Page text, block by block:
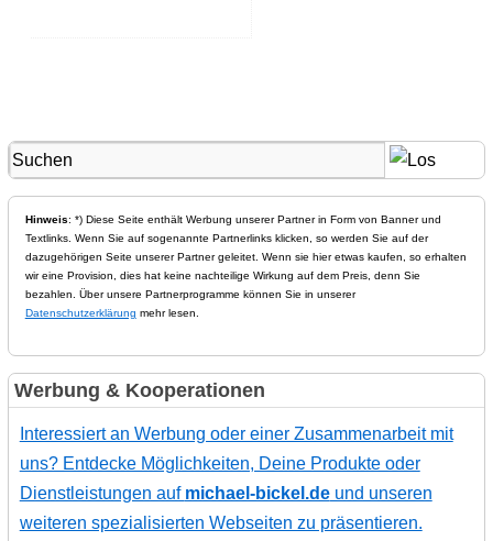
Hinweis: *) Diese Seite enthält Werbung unserer Partner in Form von Banner und
Textlinks. Wenn Sie auf sogenannte Partnerlinks klicken, so werden Sie auf der
dazugehörigen Seite unserer Partner geleitet. Wenn sie hier etwas kaufen, so erhalten
wir eine Provision, dies hat keine nachteilige Wirkung auf dem Preis, denn Sie
bezahlen. Über unsere Partnerprogramme können Sie in unserer
Datenschutzerklärung mehr lesen.
Werbung & Kooperationen
Interessiert an Werbung oder einer Zusammenarbeit mit
uns? Entdecke Möglichkeiten, Deine Produkte oder
Dienstleistungen auf michael-bickel.deund unseren
weiteren spezialisierten Webseiten zu präsentieren.